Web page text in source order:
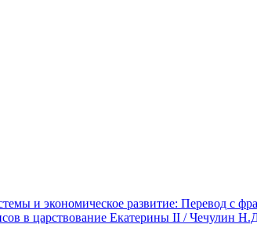
и экономическое развитие: Перевод
в царствование Екатерины II / Чечулин